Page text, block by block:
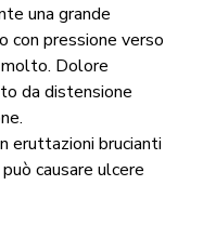
una grande
con pressione verso
molto. Dolore
da distensione
eruttazioni brucianti
causare ulcere